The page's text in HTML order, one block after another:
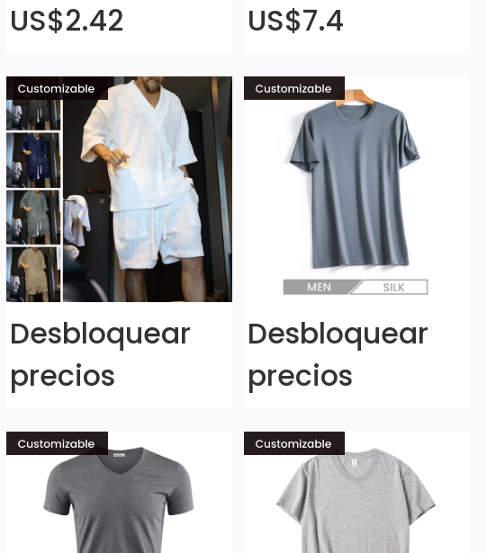
US$2.42
US$7.4
Desbloquear
precios
Desbloquear
precios